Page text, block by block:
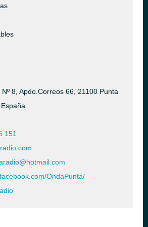
8, Apdo.Correos 66, 21100 Punta
151
OndaPunta/